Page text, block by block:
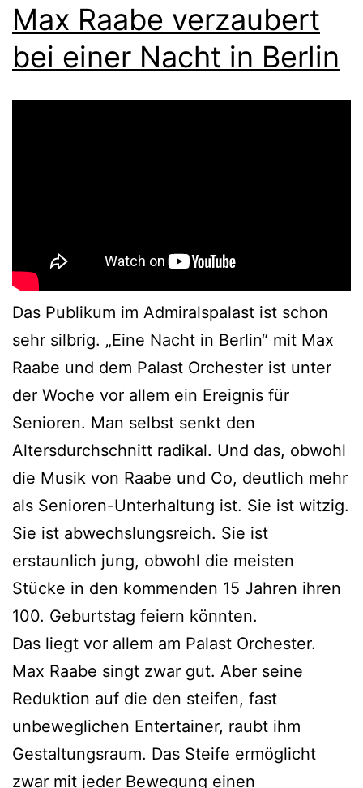
Max Raabe verzaubert
bei einer Nacht in Berlin
Das Publikum im Admiralspalast ist schon
sehr silbrig. „Eine Nacht in Berlin“ mit Max
Raabe und dem Palast Orchester ist unter
der Woche vor allem ein Ereignis für
Senioren. Man selbst senkt den
Altersdurchschnitt radikal. Und das, obwohl
die Musik von Raabe und Co, deutlich mehr
als Senioren-Unterhaltung ist. Sie ist witzig.
Sie ist abwechslungsreich. Sie ist
erstaunlich jung, obwohl die meisten
Stücke in den kommenden 15 Jahren ihren
100. Geburtstag feiern könnten.
Das liegt vor allem am Palast Orchester.
Max Raabe singt zwar gut. Aber seine
Reduktion auf die den steifen, fast
unbeweglichen Entertainer, raubt ihm
Gestaltungsraum. Das Steife ermöglicht
zwar mit jeder Bewegung einen